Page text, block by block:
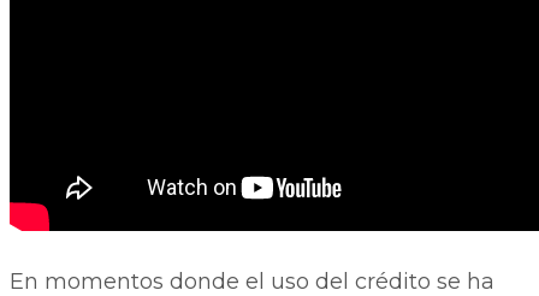
En momentos donde el uso del crédito se ha